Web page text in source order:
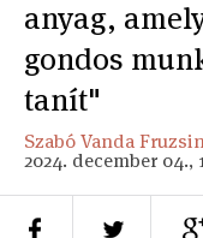
anyag,
gondos
tanít"
Szabó Vanda
2024. december 04.,